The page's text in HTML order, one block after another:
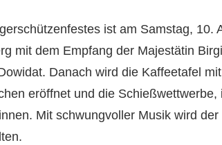
ist am Samstag, 10.
mit dem Empfang der Majestätin
Danach wird die Kaffeetafel
eröffnet und die
Mit schwungvoller Musik wird der